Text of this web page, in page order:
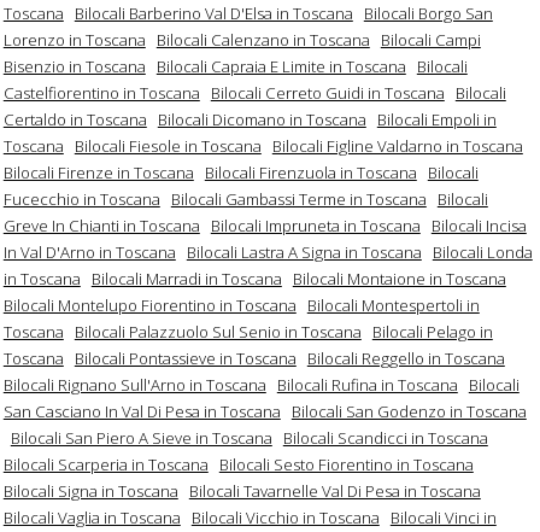
Toscana
Bilocali Barberino Val D'Elsa in Toscana
Bilocali Borgo San
Lorenzo in Toscana
Bilocali Calenzano in Toscana
Bilocali Campi
Bisenzio in Toscana
Bilocali Capraia E Limite in Toscana
Bilocali
Castelfiorentino in Toscana
Bilocali Cerreto Guidi in Toscana
Bilocali
Certaldo in Toscana
Bilocali Dicomano in Toscana
Bilocali Empoli in
Toscana
Bilocali Fiesole in Toscana
Bilocali Figline Valdarno in Toscana
Bilocali Firenze in Toscana
Bilocali Firenzuola in Toscana
Bilocali
Fucecchio in Toscana
Bilocali Gambassi Terme in Toscana
Bilocali
Greve In Chianti in Toscana
Bilocali Impruneta in Toscana
Bilocali Incisa
In Val D'Arno in Toscana
Bilocali Lastra A Signa in Toscana
Bilocali Londa
in Toscana
Bilocali Marradi in Toscana
Bilocali Montaione in Toscana
Bilocali Montelupo Fiorentino in Toscana
Bilocali Montespertoli in
Toscana
Bilocali Palazzuolo Sul Senio in Toscana
Bilocali Pelago in
Toscana
Bilocali Pontassieve in Toscana
Bilocali Reggello in Toscana
Bilocali Rignano Sull'Arno in Toscana
Bilocali Rufina in Toscana
Bilocali
San Casciano In Val Di Pesa in Toscana
Bilocali San Godenzo in Toscana
Bilocali San Piero A Sieve in Toscana
Bilocali Scandicci in Toscana
Bilocali Scarperia in Toscana
Bilocali Sesto Fiorentino in Toscana
Bilocali Signa in Toscana
Bilocali Tavarnelle Val Di Pesa in Toscana
Bilocali Vaglia in Toscana
Bilocali Vicchio in Toscana
Bilocali Vinci in